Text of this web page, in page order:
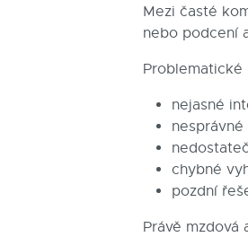
Mezi časté
nebo podcení
Problematické
nejasné
chybné
pozdní
Právě mzdová